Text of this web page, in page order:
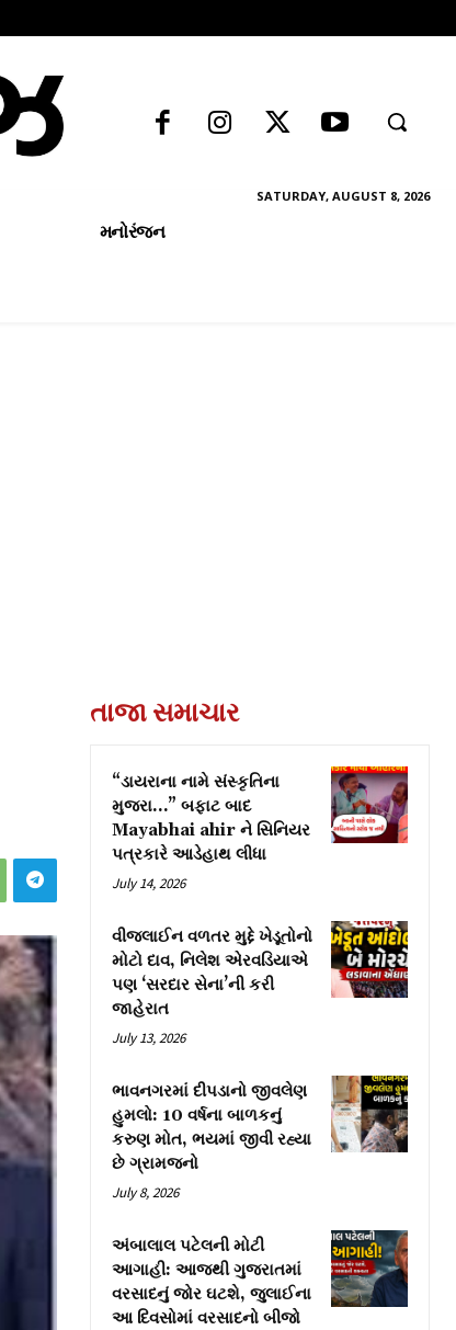
SATURDAY, AUGUST 8, 2026
મનોરંજન
તાજા સમાચાર
“ડાયરાના નામે સંસ્કૃતિના
મુજરા…” બફાટ બાદ
Mayabhai ahir ને સિનિયર
પત્રકારે આડેહાથ લીધા
July 14, 2026
વીજલાઈન વળતર મુદ્દે ખેડૂતોનો
મોટો દાવ, નિલેશ એરવડિયાએ
પણ ‘સરદાર સેના’ની કરી
જાહેરાત
July 13, 2026
ભાવનગરમાં દીપડાનો જીવલેણ
હુમલો: 10 વર્ષના બાળકનું
કરુણ મોત, ભયમાં જીવી રહ્યા
છે ગ્રામજનો
July 8, 2026
અંબાલાલ પટેલની મોટી
આગાહી: આજથી ગુજરાતમાં
વરસાદનું જોર ઘટશે, જુલાઈના
આ દિવસોમાં વરસાદનો બીજો